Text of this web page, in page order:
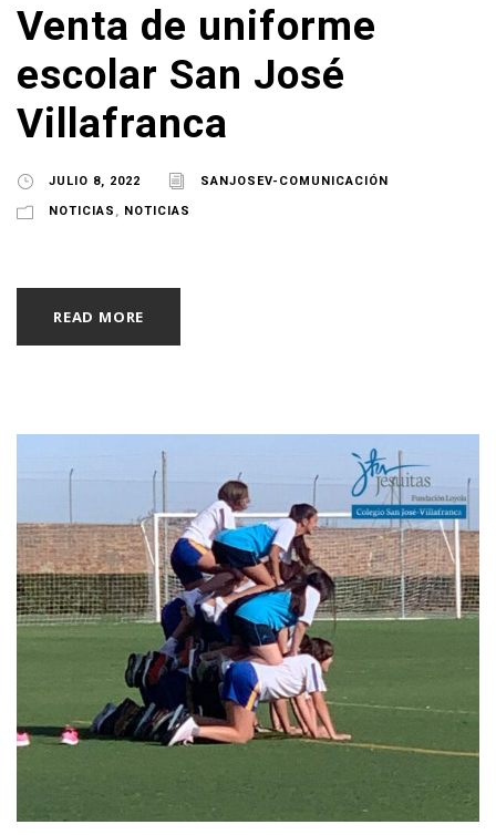
Venta de uniforme
escolar San José
Villafranca
JULIO 8, 2022 SANJOSEV-COMUNICACIÓN
NOTICIAS , NOTICIAS
READ MORE